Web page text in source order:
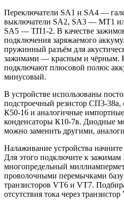
Переключатели SA1 и SA4 —
выключатели SA2, SA3 — МТ1
SA5 — ТП1-2. В качестве
подключения заряжаемого
пружинный разъём для
зажимами — красным и чёрным.
подключают плюсовой полюс
минусовый.
В устройстве использованы
подстроечный резистор СП3-
К50-16 и аналогичные
конденсаторы К10-7в. Диодные
можно заменить другими,
Налаживание устройства
Для этого подключите к
многопредельный
проволочными перемычками
транзисторов VT6 и VT7.
отсутствия тока через